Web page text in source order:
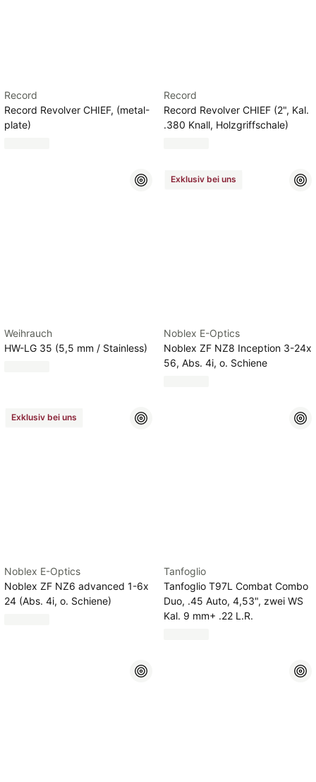
Record
Record Revolver CHIEF, (metal-
plate)
Record
Record Revolver CHIEF (2", Kal.
.380 Knall, Holzgriffschale)
Weihrauch
HW-LG 35 (5,5 mm / Stainless)
Exklusiv bei uns
Noblex E-Optics
Noblex ZF NZ8 Inception 3-24x
56, Abs. 4i, o. Schiene
Exklusiv bei uns
Noblex E-Optics
Noblex ZF NZ6 advanced 1-6x
24 (Abs. 4i, o. Schiene)
Tanfoglio
Tanfoglio T97L Combat Combo
Duo, .45 Auto, 4,53", zwei WS
Kal. 9 mm+ .22 L.R.